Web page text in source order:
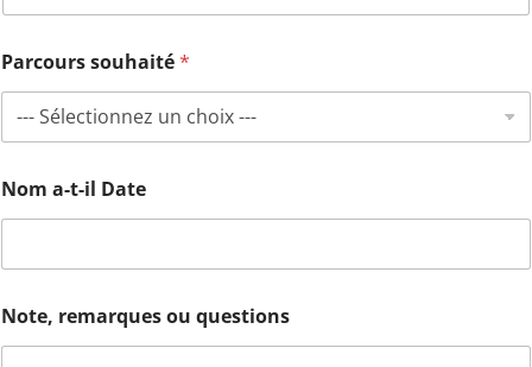
Parcours souhaité*
Nom a-t-il Date
Note, remarques ou questions